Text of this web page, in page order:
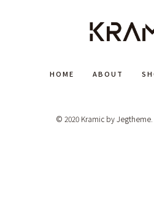
HOME ABOUT
© 2020 Kramic by Jegtheme.